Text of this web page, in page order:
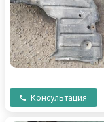
Консультация